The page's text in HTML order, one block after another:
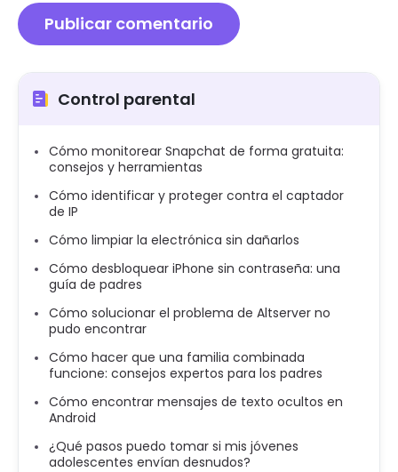
Control parental
Cómo monitorear Snapchat de forma gratuita:
consejos y herramientas
Cómo identificar y proteger contra el captador
de IP
Cómo limpiar la electrónica sin dañarlos
Cómo desbloquear iPhone sin contraseña: una
guía de padres
Cómo solucionar el problema de Altserver no
pudo encontrar
Cómo hacer que una familia combinada
funcione: consejos expertos para los padres
Cómo encontrar mensajes de texto ocultos en
Android
¿Qué pasos puedo tomar si mis jóvenes
adolescentes envían desnudos?